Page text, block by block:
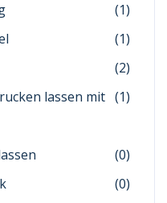
(1)
(1)
(2)
lassen mit (1)
(0)
(0)